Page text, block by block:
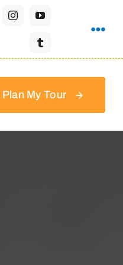
Plan My Tour